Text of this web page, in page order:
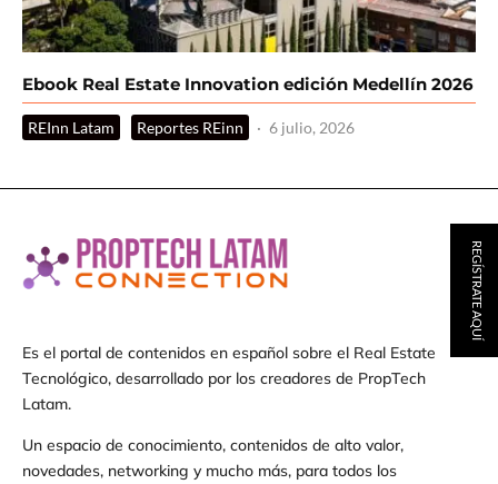
Ebook Real Estate Innovation edición Medellín 2026
REInn Latam Reportes REinn · 6 julio, 2026
Es el portal de contenidos en español sobre el Real Estate
Tecnológico, desarrollado por los creadores de PropTech
Latam.
Un espacio de conocimiento, contenidos de alto valor,
novedades, networking y mucho más, para todos los
REGÍSTRATE AQUÍ